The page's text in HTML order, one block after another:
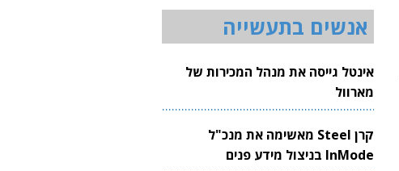
אנשים בתעשייה
אינטל גייסה את מנהל המכירות של
מארוול
קרן Steel מאשימה את מנכ"ל
InMode בניצול מידע פנים